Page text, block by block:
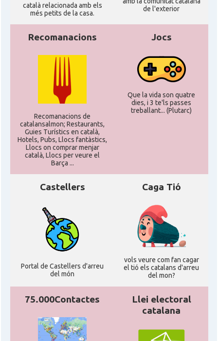
català relacionada amb els
més petits de la casa.
de l'exterior
Recomanacions
Recomanacions de
catalansalmon; Restaurants,
Guies Turístics en català,
Hotels, Pubs, Llocs fantàstics,
Llocs on comprar menjar
català, Llocs per veure el
Barça ...
Jocs
Que la vida son quatre
dies, i 3 te'ls passes
treballant... (Plutarc)
Castellers
Portal de Castellers d'arreu
del món
Caga Tió
vols veure com fan cagar
el tió els catalans d'arreu
del mon?
75.000Contactes
Llei electoral
catalana